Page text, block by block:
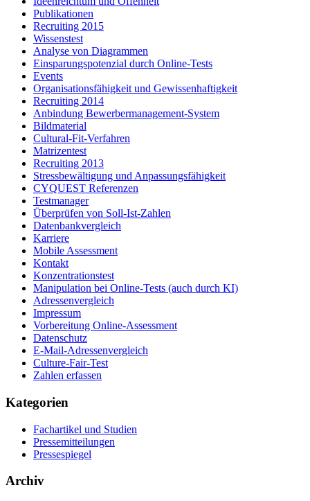
Publikationen
Recruiting 2015
Wissenstest
Analyse von Diagrammen
Einsparungspotenzial durch Online-Tests
Events
Organisationsfähigkeit und Gewissenhaftigkeit
Recruiting 2014
Anbindung Bewerbermanagement-System
Bildmaterial
Cultural-Fit-Verfahren
Matrizentest
Recruiting 2013
Stressbewältigung und Anpassungsfähigkeit
CYQUEST Referenzen
Testmanager
Überprüfen von Soll-Ist-Zahlen
Datenbankvergleich
Karriere
Mobile Assessment
Kontakt
Konzentrationstest
Manipulation bei Online-Tests (auch durch KI)
Adressenvergleich
Impressum
Vorbereitung Online-Assessment
Datenschutz
E-Mail-Adressenvergleich
Culture-Fair-Test
Zahlen erfassen
Kategorien
Fachartikel und Studien
Pressemitteilungen
Pressespiegel
Archiv